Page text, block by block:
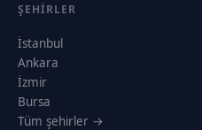
ŞEHIRLER
İstanbul
Ankara
İzmir
Bursa
Tüm şehirler →